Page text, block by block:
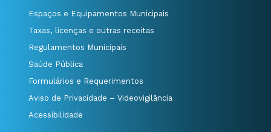
Espaços e Equipamentos Municipais
Taxas, licenças e outras receitas
Regulamentos Municipais
Saúde Pública
Formulários e Requerimentos
Aviso de Privacidade – Videovigilância
Acessibilidade